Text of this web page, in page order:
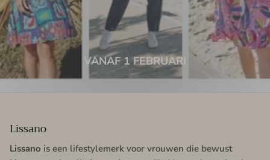
VANAF 1 FEBRUARI
Lissano
Lissano is een lifestylemerk voor vrouwen die bewust